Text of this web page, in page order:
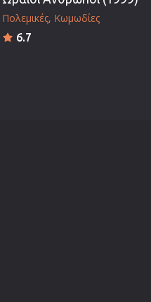
Πολεμικές Κωμωδίες
6.7